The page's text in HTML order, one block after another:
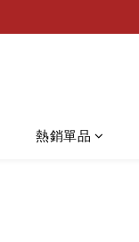
熱銷單品